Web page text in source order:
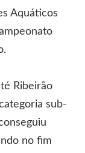
Aquáticos
Ribeirão
sub-
no fim